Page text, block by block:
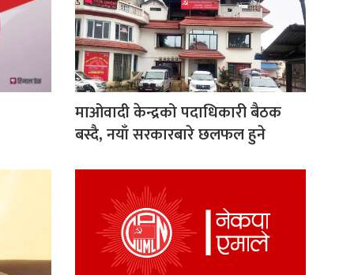
माओवादी केन्द्रको पदाधिकारी बैठक
बस्दै, नयाँ सरकारबारे छलफल हुने